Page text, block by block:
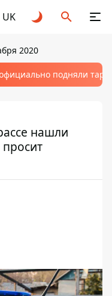
UK
2020
подняли
нашли